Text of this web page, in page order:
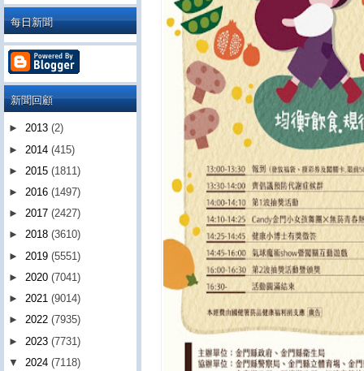
每日新聞
新聞回顧
► 2013 (2)
► 2014 (415)
► 2015 (1811)
► 2016 (1497)
► 2017 (2427)
► 2018 (3610)
► 2019 (5551)
► 2020 (7041)
► 2021 (9014)
► 2022 (7935)
► 2023 (7731)
▼ 2024 (7118)